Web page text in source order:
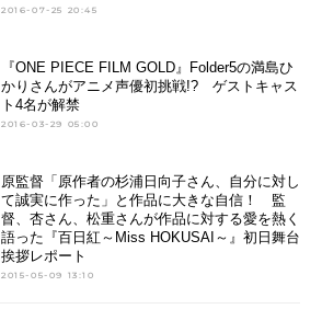
2016-07-25 20:45
『ONE PIECE FILM GOLD』Folder5の満島ひ
かりさんがアニメ声優初挑戦!? ゲストキャス
ト4名が解禁
2016-03-29 05:00
原監督「原作者の杉浦日向子さん、自分に対し
て誠実に作った」と作品に大きな自信！ 監
督、杏さん、松重さんが作品に対する愛を熱く
語った『百日紅～Miss HOKUSAI～』初日舞台
挨拶レポート
2015-05-09 13:10